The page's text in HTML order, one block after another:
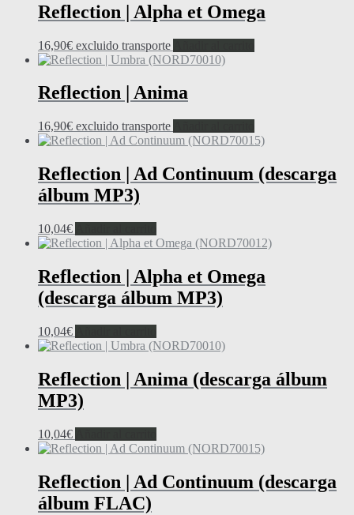
Reflection | Alpha et Omega
16,90€ excluido transporte
Reflection | Anima
16,90€ excluido transporte
Reflection | Ad Continuum (descarga
álbum MP3)
10,04€
Reflection | Alpha et Omega
(descarga álbum MP3)
10,04€
Reflection | Anima (descarga álbum
MP3)
10,04€
Reflection | Ad Continuum (descarga
álbum FLAC)